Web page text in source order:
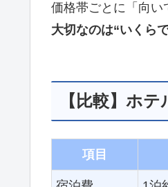
価格帯ごとに「向い
大切なのは“いくら
【比較】ホ
項目